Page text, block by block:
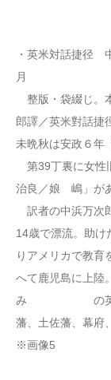
・英米対話捷径
整版・袋綴じ。
郎譯／英米對話捷
未晩秋は安政６年
第39丁裏に女性
治良／娘 嶋」が
訳者の中浜万次
14歳で漂流。助け
りアメリカで教育
へて鹿児島に上陸
み の英語力と
藩、土佐藩、幕府
※画像5